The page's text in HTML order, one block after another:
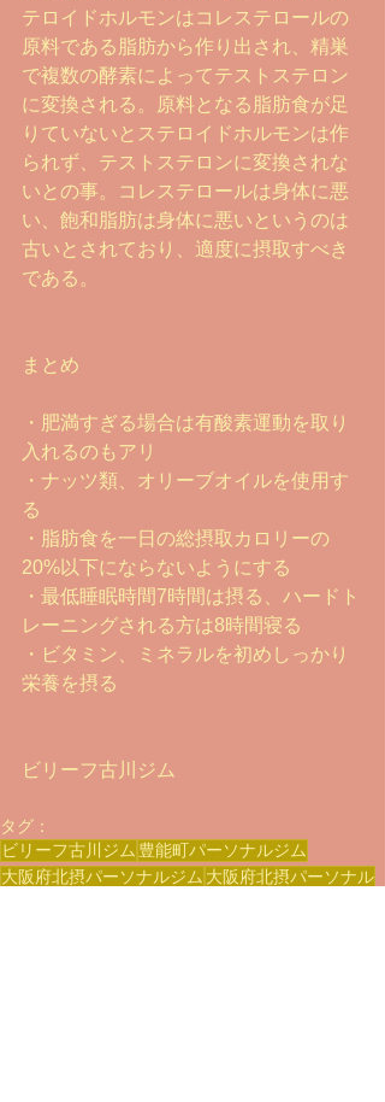
テロイドホルモンはコレステロールの
原料である脂肪から作り出され、精巣
で複数の酵素によってテストステロン
に変換される。原料となる脂肪食が足
りていないとステロイドホルモンは作
られず、テストステロンに変換されな
いとの事。コレステロールは身体に悪
い、飽和脂肪は身体に悪いというのは
古いとされており、適度に摂取すべき
である。
まとめ
・肥満すぎる場合は有酸素運動を取り
入れるのもアリ
・ナッツ類、オリーブオイルを使用す
る
・脂肪食を一日の総摂取カロリーの
20%以下にならないようにする
・最低睡眠時間7時間は摂る、ハードト
レーニングされる方は8時間寝る
・ビタミン、ミネラルを初めしっかり
栄養を摂る
ビリーフ古川ジム
タグ：
ビリーフ古川ジム 豊能町パーソナルジム
大阪府北摂パーソナルジム 大阪府北摂パーソナル